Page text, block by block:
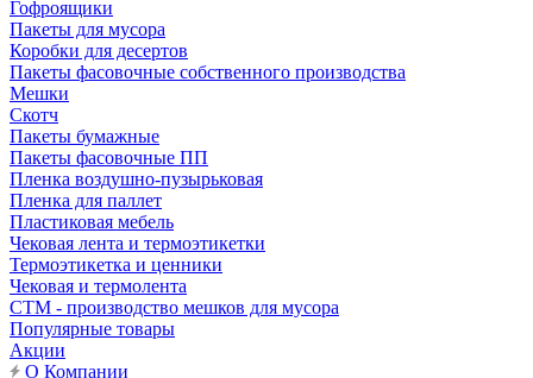
Гофроящики
Пакеты для мусора
Коробки для десертов
Пакеты фасовочные собственного производства
Мешки
Скотч
Пакеты бумажные
Пакеты фасовочные ПП
Пленка воздушно-пузырьковая
Пленка для паллет
Пластиковая мебель
Чековая лента и термоэтикетки
Термоэтикетка и ценники
Чековая и термолента
СТМ - производство мешков для мусора
Популярные товары
Акции
О Компании